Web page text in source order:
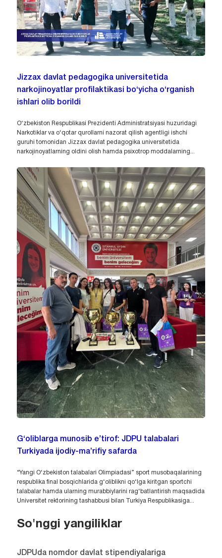
Jizzax davlat pedagogika universitetida
narkojinoyatlar profilaktikasi bo‘yicha o‘rganish
ishlari olib borildi
O‘zbekiston Respublikasi Prezidenti Administratsiyasi huzuridagi
Narkotiklar va o‘qotar qurollarni nazorat qilish agentligi ishchi
guruhi tomonidan Jizzax davlat pedagogika universitetida
narkojinoyatlarning oldini olish hamda psixotrop moddalarning...
G‘oliblarga munosib e’tirof: JDPU talabalari
Turkiyada ijodiy-ma’rifiy safarda
“Yangi O‘zbekiston talabalari Olimpiadasi” sport musobaqalarining
respublika final bosqichlarida g‘oliblikni qo‘lga kiritgan sportchi
talabalar hamda ularning murabbiylarini rag‘batlantirish maqsadida
Universitet rektorining tashabbusi bilan Turkiya Respublikasiga...
So'nggi yangiliklar
JDPUda nomdor davlat stipendiyalariga